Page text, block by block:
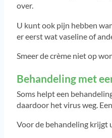
over.
U kunt ook pijn hebben
er eerst wat vaseline of
Smeer de crème niet op
Behandeling met
Soms helpt een
daardoor het virus weg.
Voor de behandeling krijgt